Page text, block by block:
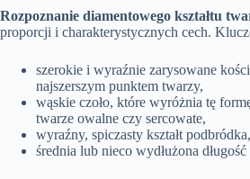
Rozpoznanie diamentowego kształtu
proporcji i charakterystycznych cech.
szerokie i wyraźnie zarysowane
najszerszym punktem twarzy,
wąskie czoło, które wyróżnia tę
twarze owalne czy sercowate,
wyraźny, spiczasty kształt podbródka,
średnia lub nieco wydłużona